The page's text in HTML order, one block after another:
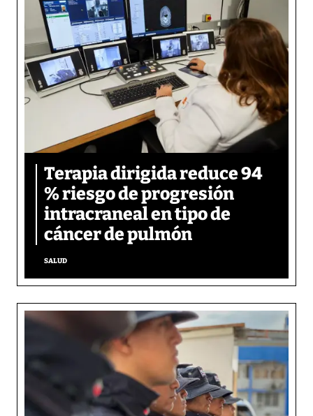
Terapia dirigida reduce 94
% riesgo de progresión
intracraneal en tipo de
cáncer de pulmón
SALUD